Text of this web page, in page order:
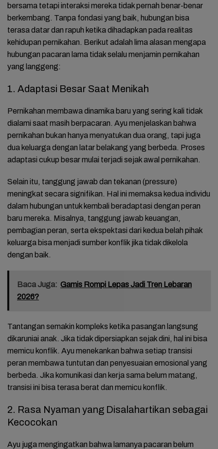
bersama tetapi interaksi mereka tidak pernah benar-benar
berkembang. Tanpa fondasi yang baik, hubungan bisa
terasa datar dan rapuh ketika dihadapkan pada realitas
kehidupan pernikahan. Berikut adalah lima alasan mengapa
hubungan pacaran lama tidak selalu menjamin pernikahan
yang langgeng:
1. Adaptasi Besar Saat Menikah
Pernikahan membawa dinamika baru yang sering kali tidak
dialami saat masih berpacaran. Ayu menjelaskan bahwa
pernikahan bukan hanya menyatukan dua orang, tapi juga
dua keluarga dengan latar belakang yang berbeda. Proses
adaptasi cukup besar mulai terjadi sejak awal pernikahan.
Selain itu, tanggung jawab dan tekanan (pressure)
meningkat secara signifikan. Hal ini memaksa kedua individu
dalam hubungan untuk kembali beradaptasi dengan peran
baru mereka. Misalnya, tanggung jawab keuangan,
pembagian peran, serta ekspektasi dari kedua belah pihak
keluarga bisa menjadi sumber konflik jika tidak dikelola
dengan baik.
Baca Juga: Gamis Rompi Lepas Jadi Tren Lebaran
2026?
Tantangan semakin kompleks ketika pasangan langsung
dikaruniai anak. Jika tidak dipersiapkan sejak dini, hal ini bisa
memicu konflik. Ayu menekankan bahwa setiap transisi
peran membawa tuntutan dan penyesuaian emosional yang
berbeda. Jika komunikasi dan kerja sama belum matang,
transisi ini bisa terasa berat dan memicu konflik.
2. Rasa Nyaman yang Disalahartikan sebagai
Kecocokan
Ayu juga mengingatkan bahwa lamanya pacaran belum